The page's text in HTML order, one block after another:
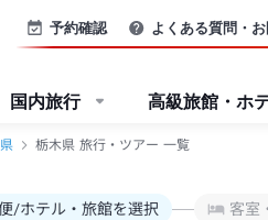
予約確認 よくある質問・
国内旅行 高級旅館・ホ
栃木県 旅行・ツアー 一覧
/ホテル・旅館を選択 客室